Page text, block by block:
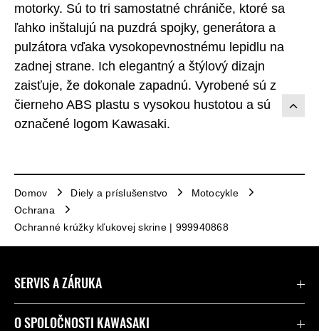
motorky. Sú to tri samostatné chrániče, ktoré sa
ľahko inštalujú na puzdrá spojky, generátora a
pulzátora vďaka vysokopevnostnému lepidlu na
zadnej strane. Ich elegantný a štýlový dizajn
zaisťuje, že dokonale zapadnú. Vyrobené sú z
čierneho ABS plastu s vysokou hustotou a sú
označené logom Kawasaki.
Domov Diely a príslušenstvo
Motocykle
Ochrana
Ochranné krúžky kľukovej skrine | 999940868
SERVIS A ZÁRUKA
Kontaktujte nás
O SPOLOČNOSTI KAWASAKI